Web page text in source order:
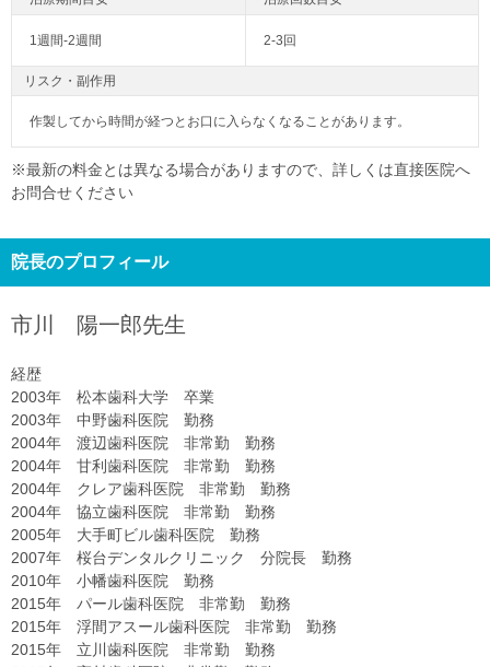
1週間-2週間 2-3回
リスク・副作用
作製してから時間が経つとお口に入らなくなることがあります。
※最新の料金とは異なる場合がありますので、詳しくは直接医院へ
お問合せください
院長のプロフィール
市川 陽一郎先生
経歴
2003年 松本歯科大学 卒業
2003年 中野歯科医院 勤務
2004年 渡辺歯科医院 非常勤 勤務
2004年 甘利歯科医院 非常勤 勤務
2004年 クレア歯科医院 非常勤 勤務
2004年 協立歯科医院 非常勤 勤務
2005年 大手町ビル歯科医院 勤務
2007年 桜台デンタルクリニック 分院長 勤務
2010年 小幡歯科医院 勤務
2015年 パール歯科医院 非常勤 勤務
2015年 浮間アスール歯科医院 非常勤 勤務
2015年 立川歯科医院 非常勤 勤務